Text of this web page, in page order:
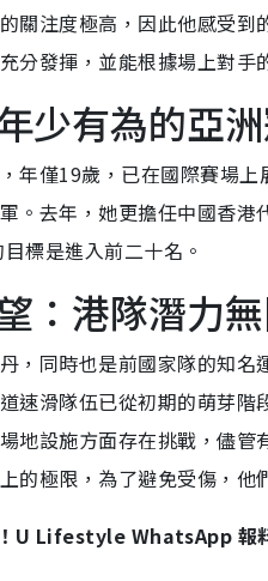
關注度極高，因此他感受
分發揮，並能根據場上對手
少有為的亞
年僅19歲，已在國際賽場
。去年，她更擔任中國香
標是進入前二十名。
：港隊潛力
，同時也是前國家隊的知
速滑隊伍已從初期的萌芽
地設施方面存在挑戰，儘
的極限，為了避免受傷，他
U Lifestyle WhatsApp 報